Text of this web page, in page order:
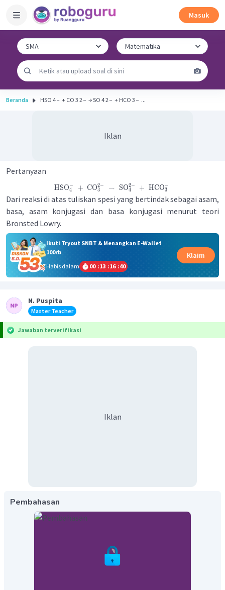
Masuk
Beranda HSO 4 − ​ + CO 3 2 − ​ → SO 4 2 − ​ + HCO 3 − ​ ...
Iklan
Pertanyaan
HSO4
− + CO3
2− → SO4
2− + HCO3
−
Dari reaksi di atas tuliskan spesi yang bertindak sebagai asam,
basa, asam konjugasi dan basa konjugasi menurut teori
Bronsted Lowry.
Ikuti Tryout SNBT & Menangkan E-Wallet
100rb
Habis dalam
00 :13 :16 :40
Klaim
N. Puspita
Master Teacher
Jawaban terverifikasi
Iklan
Pembahasan